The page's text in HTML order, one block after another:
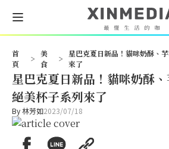
首
頁
>
美
食
>
星巴克夏日新品！貓咪奶酥、
來了
星巴克夏日新品！貓咪奶酥
絕美杯子系列來了
By林芳如2023/07/18